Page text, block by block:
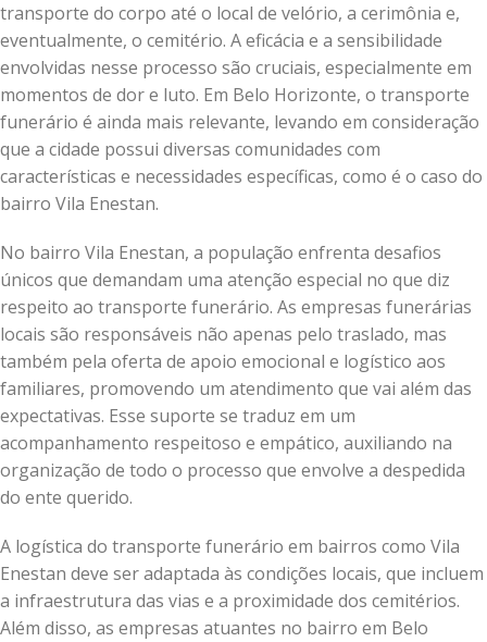
transporte do corpo até o local de velório, a cerimônia e,
eventualmente, o cemitério. A eficácia e a sensibilidade
envolvidas nesse processo são cruciais, especialmente em
momentos de dor e luto. Em Belo Horizonte, o transporte
funerário é ainda mais relevante, levando em consideração
que a cidade possui diversas comunidades com
características e necessidades específicas, como é o caso do
bairro Vila Enestan.
No bairro Vila Enestan, a população enfrenta desafios
únicos que demandam uma atenção especial no que diz
respeito ao transporte funerário. As empresas funerárias
locais são responsáveis não apenas pelo traslado, mas
também pela oferta de apoio emocional e logístico aos
familiares, promovendo um atendimento que vai além das
expectativas. Esse suporte se traduz em um
acompanhamento respeitoso e empático, auxiliando na
organização de todo o processo que envolve a despedida
do ente querido.
A logística do transporte funerário em bairros como Vila
Enestan deve ser adaptada às condições locais, que incluem
a infraestrutura das vias e a proximidade dos cemitérios.
Além disso, as empresas atuantes no bairro em Belo